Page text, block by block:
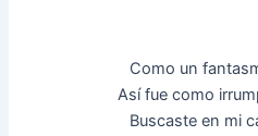
Como un
Así fue como
Buscaste en mi